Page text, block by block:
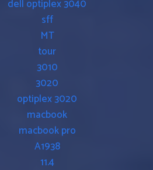
dell optiplex 3040
sff
MT
tour
3010
3020
optiplex 3020
macbook
macbook pro
A1938
11.4